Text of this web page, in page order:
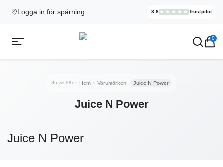
Logga in för spårning
Elekcig.se
3,8 Trustpilot
,3 071
Öppna mobilmeny
Ecigg → Köp e-cigarett och 0
du är här Hem Varumärken Juice N Power
Juice N Power
Juice N Power